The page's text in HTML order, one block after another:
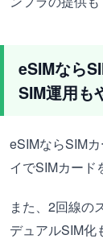
eSIMなら
SIM運用も
eSIMならSIM
イでSIMカード
また、2回線の
デュアルSIM化